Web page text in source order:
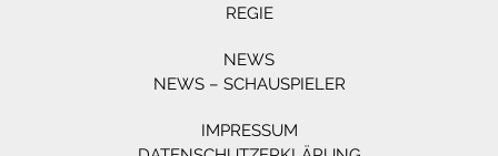
REGIE
NEWS
NEWS – SCHAUSPIELER
IMPRESSUM